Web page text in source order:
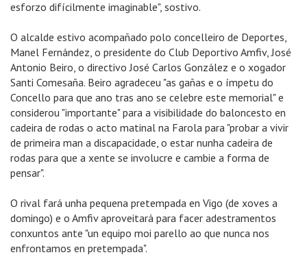
esforzo difícilmente imaginable", sostivo.
O alcalde estivo acompañado polo concelleiro de Deportes,
Manel Fernández, o presidente do Club Deportivo Amfiv, José
Antonio Beiro, o directivo José Carlos González e o xogador
Santi Comesaña. Beiro agradeceu "as gañas e o ímpetu do
Concello para que ano tras ano se celebre este memorial" e
considerou "importante" para a visibilidade do baloncesto en
cadeira de rodas o acto matinal na Farola para "probar a vivir
de primeira man a discapacidade, o estar nunha cadeira de
rodas para que a xente se involucre e cambie a forma de
pensar".
O rival fará unha pequena pretempada en Vigo (de xoves a
domingo) e o Amfiv aproveitará para facer adestramentos
conxuntos ante "un equipo moi parello ao que nunca nos
enfrontamos en pretempada".